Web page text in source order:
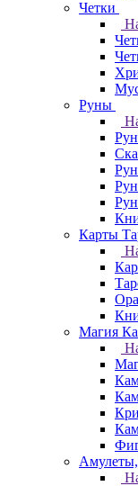
Четки
Руны
Карты
Магия